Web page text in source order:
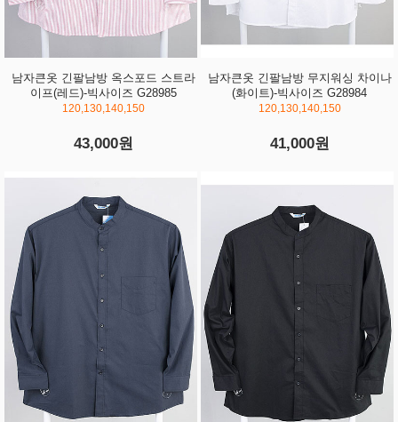
남자큰옷 긴팔남방 옥스포드 스트라
이프(레드)-빅사이즈 G28985
120,130,140,150
43,000원
남자큰옷 긴팔남방 무지워싱 차이나
(화이트)-빅사이즈 G28984
120,130,140,150
41,000원